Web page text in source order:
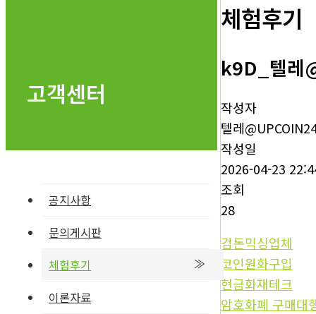
고객센터
공지사항
문의게시판
체험후기
이론자료
체험후기
k9D_텔레
작성자
텔레
작성일
2026-04-23
조회
28
검돈믹싱업체
코인원화구입
현금화재테크
암호화폐 구매대